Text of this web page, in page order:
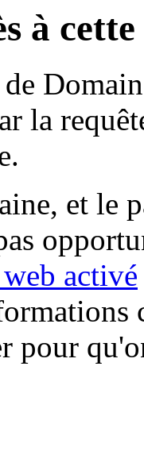
à
la
et le
activé
pour